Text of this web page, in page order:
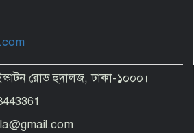
রোড হুদালজ, ঢাকা-১০০০।